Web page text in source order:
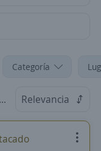
Categoría
Relevancia